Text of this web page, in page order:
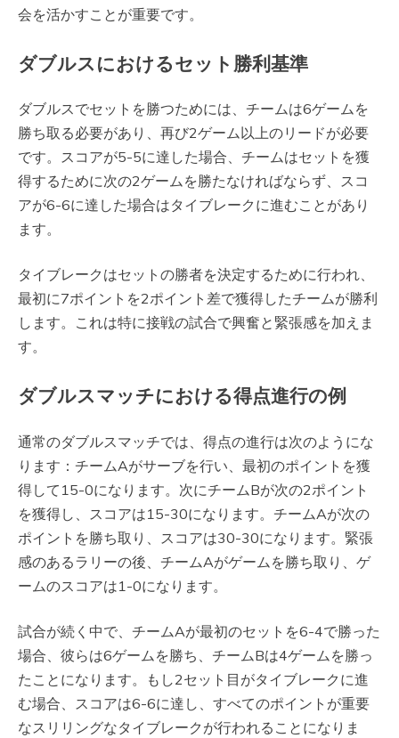
会を活かすことが重要です。
ダブルスにおけるセット勝利基準
ダブルスでセットを勝つためには、チームは6ゲームを
勝ち取る必要があり、再び2ゲーム以上のリードが必要
です。スコアが5-5に達した場合、チームはセットを獲
得するために次の2ゲームを勝たなければならず、スコ
アが6-6に達した場合はタイブレークに進むことがあり
ます。
タイブレークはセットの勝者を決定するために行われ、
最初に7ポイントを2ポイント差で獲得したチームが勝利
します。これは特に接戦の試合で興奮と緊張感を加えま
す。
ダブルスマッチにおける得点進行の例
通常のダブルスマッチでは、得点の進行は次のようにな
ります：チームAがサーブを行い、最初のポイントを獲
得して15-0になります。次にチームBが次の2ポイント
を獲得し、スコアは15-30になります。チームAが次の
ポイントを勝ち取り、スコアは30-30になります。緊張
感のあるラリーの後、チームAがゲームを勝ち取り、ゲ
ームのスコアは1-0になります。
試合が続く中で、チームAが最初のセットを6-4で勝った
場合、彼らは6ゲームを勝ち、チームBは4ゲームを勝っ
たことになります。もし2セット目がタイブレークに進
む場合、スコアは6-6に達し、すべてのポイントが重要
なスリリングなタイブレークが行われることになりま